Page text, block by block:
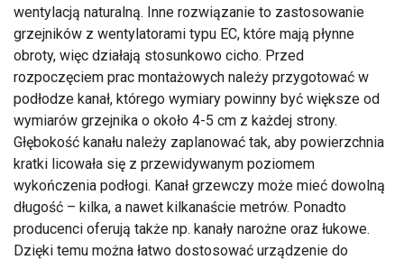
wentylacją naturalną. Inne rozwiązanie to zastosowanie
grzejników z wentylatorami typu EC, które mają płynne
obroty, więc działają stosunkowo cicho. Przed
rozpoczęciem prac montażowych należy przygotować w
podłodze kanał, którego wymiary powinny być większe od
wymiarów grzejnika o około 4-5 cm z każdej strony.
Głębokość kanału należy zaplanować tak, aby powierzchnia
kratki licowała się z przewidywanym poziomem
wykończenia podłogi. Kanał grzewczy może mieć dowolną
długość – kilka, a nawet kilkanaście metrów. Ponadto
producenci oferują także np. kanały narożne oraz łukowe.
Dzięki temu można łatwo dostosować urządzenie do